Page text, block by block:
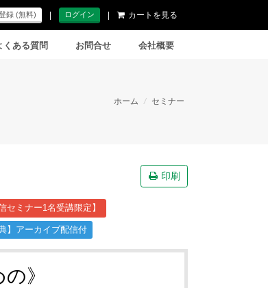
録 (無料) | ログイン | カートを見る
くある質問 お問合せ 会社概要
ホーム / セミナー
印刷
セミナー1名受講限定】
】アーカイブ配信付
》